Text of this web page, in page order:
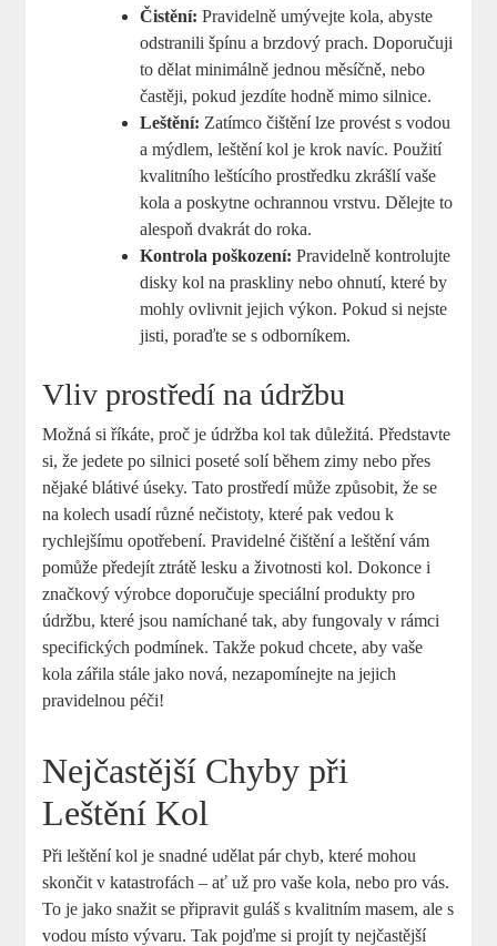
Čistění: Pravidelně umývejte kola, abyste
odstranili špínu a brzdový prach. Doporučuji
to dělat minimálně jednou měsíčně, nebo
častěji, pokud jezdíte hodně mimo silnice.
Leštění: Zatímco čištění lze provést s vodou
a mýdlem, leštění kol je krok navíc. Použití
kvalitního leštícího prostředku zkrášlí vaše
kola a poskytne ochrannou vrstvu. Dělejte to
alespoň dvakrát do roka.
Kontrola poškození: Pravidelně kontrolujte
disky kol na praskliny nebo ohnutí, které by
mohly ovlivnit jejich výkon. Pokud si nejste
jisti, poraďte se s odborníkem.
Vliv prostředí na údržbu
Možná si říkáte, proč je údržba kol tak důležitá. Představte
si, že jedete po silnici poseté solí během zimy nebo přes
nějaké blátivé úseky. Tato prostředí může způsobit, že se
na kolech usadí různé nečistoty, které pak vedou k
rychlejšímu opotřebení. Pravidelné čištění a leštění vám
pomůže předejít ztrátě lesku a životnosti kol. Dokonce i
značkový výrobce doporučuje speciální produkty pro
údržbu, které jsou namíchané tak, aby fungovaly v rámci
specifických podmínek. Takže pokud chcete, aby vaše
kola zářila stále jako nová, nezapomínejte na jejich
pravidelnou péči!
Nejčastější Chyby při
Leštění Kol
Při leštění kol je snadné udělat pár chyb, které mohou
skončit v katastrofách – ať už pro vaše kola, nebo pro vás.
To je jako snažit se připravit guláš s kvalitním masem, ale s
vodou místo vývaru. Tak pojďme si projít ty nejčastější